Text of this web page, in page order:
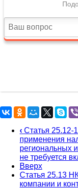
‹ Статья
применения
региональных
не требуется
Вверх
Статья 25.13
компании и